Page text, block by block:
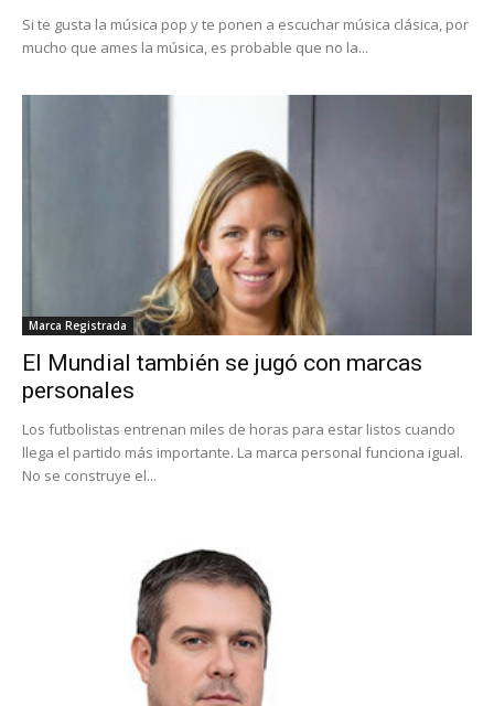
Si te gusta la música pop y te ponen a escuchar música clásica, por
mucho que ames la música, es probable que no la...
Marca Registrada
El Mundial también se jugó con marcas
personales
Los futbolistas entrenan miles de horas para estar listos cuando
llega el partido más importante. La marca personal funciona igual.
No se construye el...